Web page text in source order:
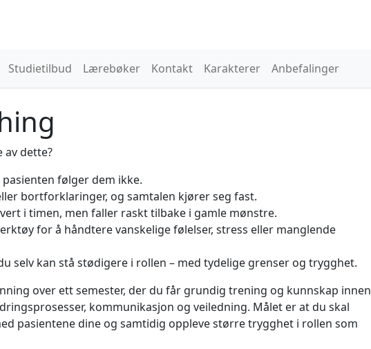
Studietilbud Lærebøker Kontakt Karakterer Anbefalinger
av dette?
følger dem ikke.
bortforklaringer, og samtalen kjører seg fast.
i timen, men faller raskt tilbake i gamle mønstre.
for å håndtere vanskelige følelser, stress eller manglende
selv kan stå stødigere i rollen – med tydelige grenser og trygghet.
over ett semester, der du får grundig trening og kunnskap innen
kommunikasjon og veiledning. Målet er at du skal
pasientene dine og samtidig oppleve større trygghet i rollen som